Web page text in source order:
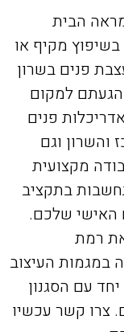
הבית
בשיפוץ מקיף או
פנים בשרון
למקום
פנים
והשרון וגם
מקצועית
בתקציב
האישי שלכם.
רמת
במגמות העיצוב
עם הסגנון
צרו קשר עכשיו